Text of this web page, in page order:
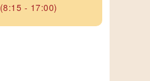
(8:15 - 17:00)